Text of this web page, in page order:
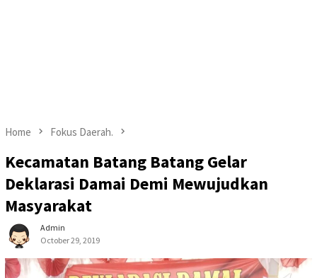
Home Fokus Daerah.
Kecamatan Batang Batang Gelar
Deklarasi Damai Demi Mewujudkan
Masyarakat
Admin
October 29, 2019